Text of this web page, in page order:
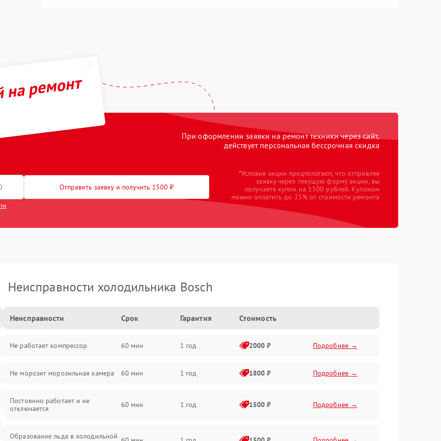
ремонт
При оформлении заявки на ремонт техники через сайт,
действует персональная бессрочная скидка
Отправить заявку и получить 1500 ₽
*Условия акции предполагают, что отправляя
заявку через текущую форму акции, вы
получаете купон на 1500 рублей. Купоном
можно оплатить до 25% от стоимости ремонта
Неисправности холодильника Bosch
Неисправности Срок Гарантия Стоимость
Не работает компрессор 60 мин 1 год 2000 ₽ Подробнее →
Не морозит морозильная камера 60 мин 1 год 1800 ₽ Подробнее →
Постоянно работает и не
отключается
60 мин 1 год 1500 ₽ Подробнее →
Образование льда в холодильной